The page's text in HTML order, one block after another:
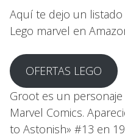
Aquí te dejo un
Lego marvel en
OFERTAS LEGO
Groot es un
Marvel Comics.
to Astonish» #13 en